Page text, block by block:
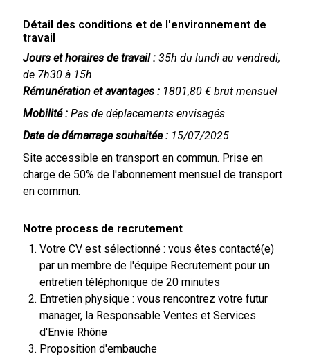
Détail des conditions et de l'environnement de
travail
Jours et horaires de travail : 35h du lundi au vendredi,
de 7h30 à 15h
Rémunération et avantages :1801,80 € brut mensuel
Mobilité :Pas de déplacements envisagés
Date de démarrage souhaitée : 15/07/2025
Site accessible en transport en commun. Prise en
charge de 50% de l'abonnement mensuel de transport
en commun.
Notre process de recrutement
Votre CV est sélectionné : vous êtes contacté(e)
par un membre de l'équipe Recrutement pour un
entretien téléphonique de 20 minutes
Entretien physique : vous rencontrez votre futur
manager, la Responsable Ventes et Services
d'Envie Rhône
Proposition d'embauche